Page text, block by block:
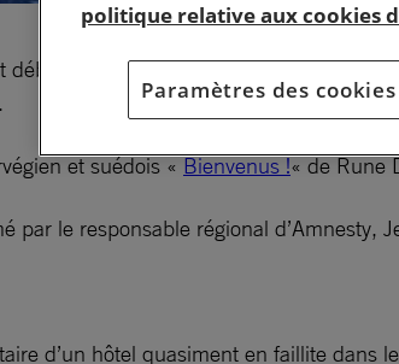
débat dans le cadre de la campagne « I
et suédois «Bienvenus !« de Rune
par le responsable régional d’Amnesty,
d’un hôtel quasiment en faillite dans
politique relative aux cookies
Paramètres des cookies